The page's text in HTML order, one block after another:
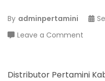
By adminpertamini
Leave a Comment
Distributor Pertamini